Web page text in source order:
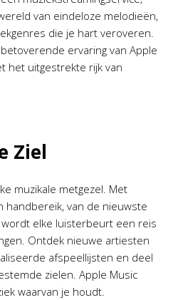
van eindeloze melodieën,
die je hart veroveren.
ervaring van Apple
het uitgestrekte rijk van
Ziel
muzikale metgezel. Met
van de nieuwste
elke luisterbeurt een reis
Ontdek nieuwe artiesten
afspeellijsten en deel
zielen. Apple Music
waarvan je houdt.